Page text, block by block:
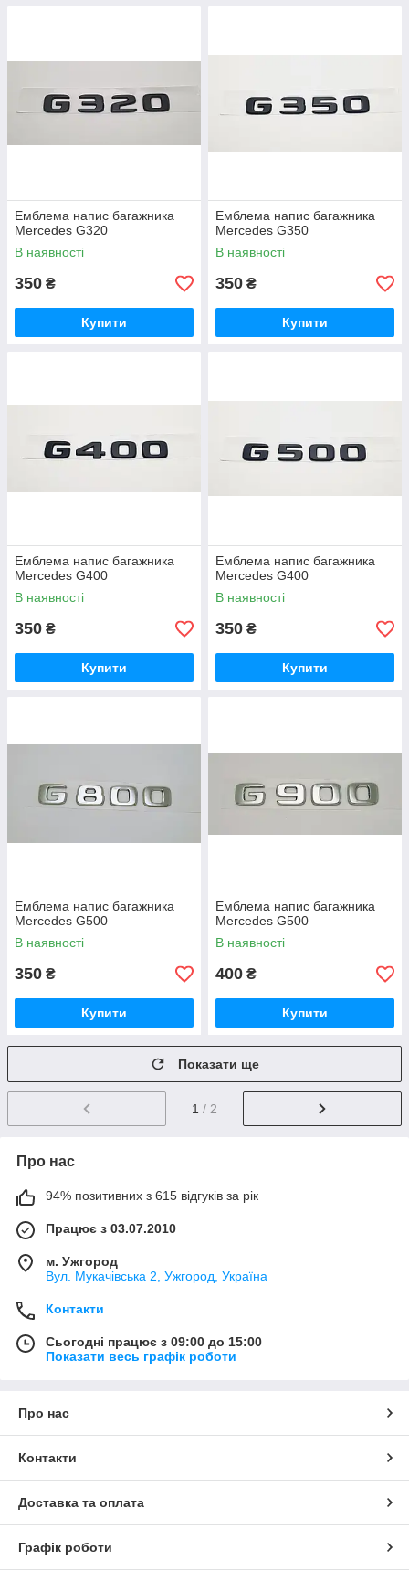
Емблема напис багажника
Mercedes G320
В наявності
350 ₴
Купити
Емблема напис багажника
Mercedes G350
В наявності
350 ₴
Купити
Емблема напис багажника
Mercedes G400
В наявності
350 ₴
Купити
Емблема напис багажника
Mercedes G400
В наявності
350 ₴
Купити
Емблема напис багажника
Mercedes G500
В наявності
350 ₴
Купити
Емблема напис багажника
Mercedes G500
В наявності
400 ₴
Купити
Показати ще
1 / 2
Про нас
94% позитивних з 615 відгуків за рік
Працює з 03.07.2010
м. Ужгород
Вул. Мукачівська 2, Ужгород, Україна
Контакти
Сьогодні працює з 09:00 до 15:00
Показати весь графік роботи
Про нас
Контакти
Доставка та оплата
Графік роботи